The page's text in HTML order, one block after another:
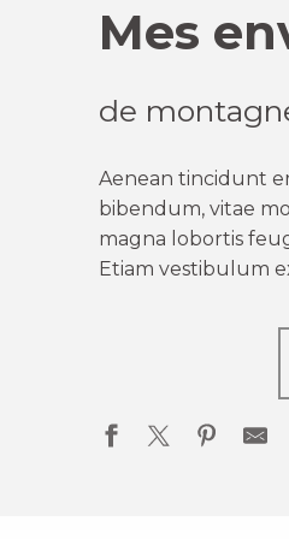
Mes
de
Aenean tincidunt
bibendum, vitae
magna lobortis
Etiam vestibulum